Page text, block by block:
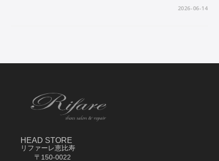
2026-06-14
HEAD STORE
リファーレ恵比寿
〒150-0022